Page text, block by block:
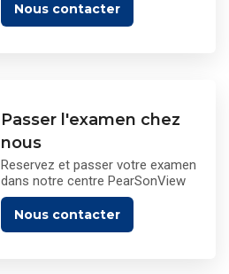
Nous contacter
Passer l'examen chez
nous
Reservez et passer votre examen
dans notre centre PearSonView
Nous contacter